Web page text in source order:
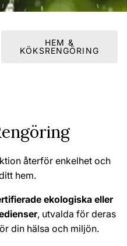
HEM &
KÖKSRENGÖRING
återför enkelhet och
hem.
ekologiska eller
, utvalda för deras
din hälsa och miljön.